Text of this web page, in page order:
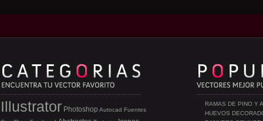
RAMAS DE PINO Y
HUEVOS
Illustrator Photoshop Autocad Fuentes